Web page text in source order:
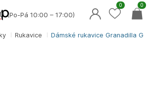
Rukavice Dámské rukavice Granadilla
(Po-Pá 10:00 – 17:00)
0
0